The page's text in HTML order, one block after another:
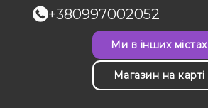
+380997002052
Ми в інших містах
Магазин на карті